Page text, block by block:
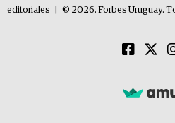
editoriales
© 2026. Forbes Uruguay.